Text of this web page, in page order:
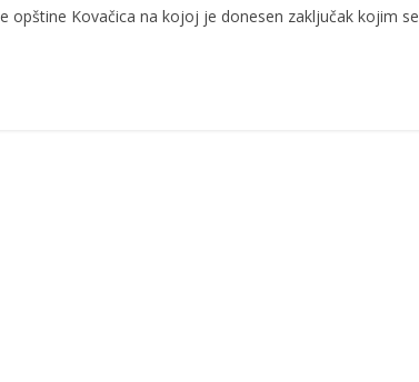
opštine Kovačica na kojoj je donesen zaključak kojim se